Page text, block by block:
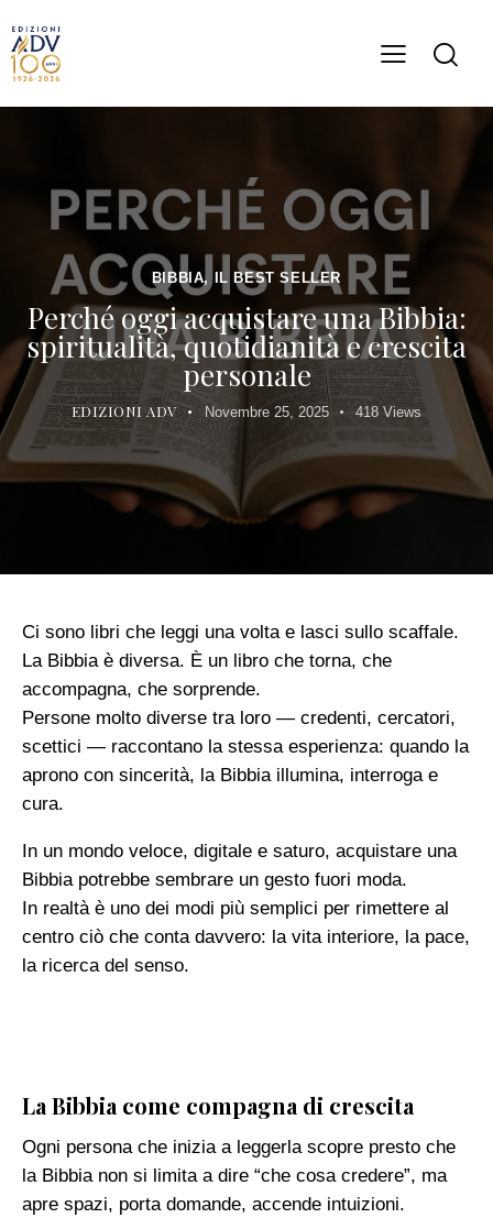
BIBBIA, IL BEST SELLER
Perché oggi acquistare una Bibbia:
spiritualità, quotidianità e crescita
personale
EDIZIONI ADV Novembre 25, 2025 418 Views
Ci sono libri che leggi una volta e lasci sullo scaffale.
La Bibbia è diversa. È un libro che torna, che
accompagna, che sorprende.
Persone molto diverse tra loro — credenti, cercatori,
scettici — raccontano la stessa esperienza: quando la
aprono con sincerità, la Bibbia illumina, interroga e
cura.
In un mondo veloce, digitale e saturo, acquistare una
Bibbia potrebbe sembrare un gesto fuori moda.
In realtà è uno dei modi più semplici per rimettere al
centro ciò che conta davvero: la vita interiore, la pace,
la ricerca del senso.
La Bibbia come compagna di crescita
Ogni persona che inizia a leggerla scopre presto che
la Bibbia non si limita a dire “che cosa credere”, ma
apre spazi, porta domande, accende intuizioni.